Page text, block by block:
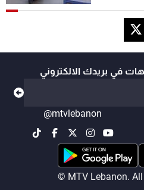
في بريدك الالكتروني
@mtvlebanon
© MTV Lebanon. All